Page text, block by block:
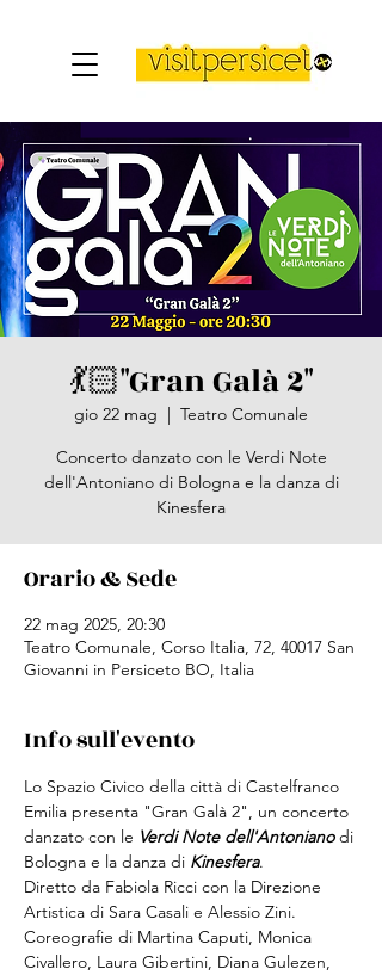
💃🏻"Gran Galà 2"
gio 22 mag
  |
Teatro Comunale
Concerto danzato con le Verdi Note
dell'Antoniano di Bologna e la danza di
Kinesfera
Orario & Sede
22 mag 2025, 20:30
Teatro Comunale, Corso Italia, 72, 40017 San
Giovanni in Persiceto BO, Italia
Info sull'evento
Lo Spazio Civico della città di Castelfranco
Emilia presenta "Gran Galà 2", un concerto
danzato con le Verdi Note dell'Antoniano di
Bologna e la danza di Kinesfera.
Diretto da Fabiola Ricci con la Direzione
Artistica di Sara Casali e Alessio Zini.
Coreografie di Martina Caputi, Monica
Civallero, Laura Gibertini, Diana Gulezen,